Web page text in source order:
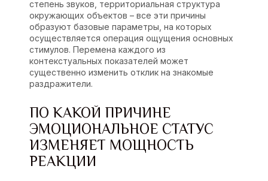
степень звуков, территориальная структура
окружающих объектов – все эти причины
образуют базовые параметры, на которых
осуществляется операция ощущения основных
стимулов. Перемена каждого из
контекстуальных показателей может
существенно изменить отклик на знакомые
раздражители.
ПО КАКОЙ ПРИЧИНЕ
ЭМОЦИОНАЛЬНОЕ СТАТУС
ИЗМЕНЯЕТ МОЩНОСТЬ
РЕАКЦИИ